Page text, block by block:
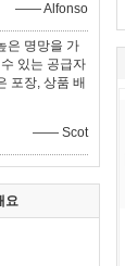
—— Alfonso
은 명망을 가
있는 공급자
포장, 상품 배
—— Scot
요